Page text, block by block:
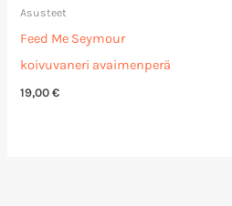
Asusteet
Feed Me Seymour
koivuvaneri avaimenperä
19,00€